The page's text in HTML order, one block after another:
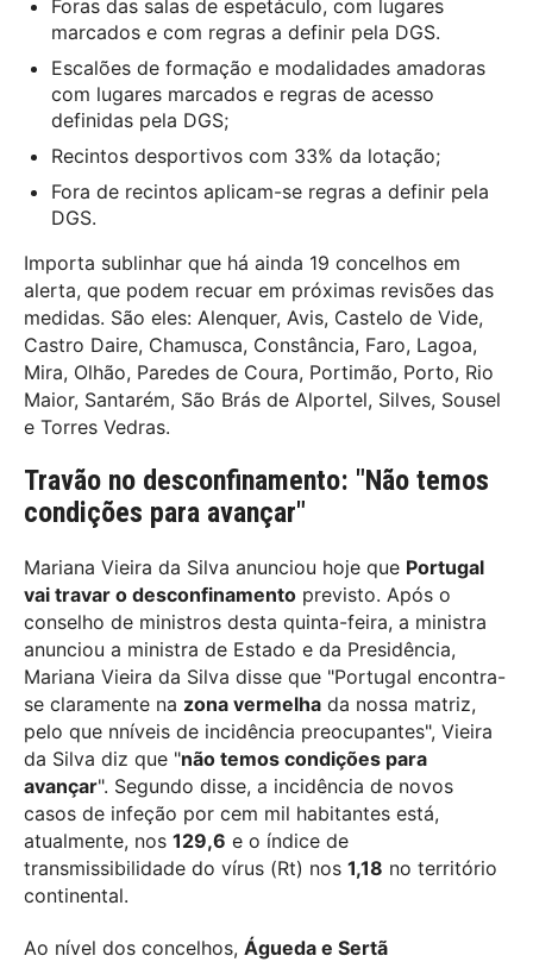
Foras das salas de espetáculo, com lugares
marcados e com regras a definir pela DGS.
Escalões de formação e modalidades amadoras
com lugares marcados e regras de acesso
definidas pela DGS;
Recintos desportivos com 33% da lotação;
Fora de recintos aplicam-se regras a definir pela
DGS.
Importa sublinhar que há ainda 19 concelhos em
alerta, que podem recuar em próximas revisões das
medidas. São eles: Alenquer, Avis, Castelo de Vide,
Castro Daire, Chamusca, Constância, Faro, Lagoa,
Mira, Olhão, Paredes de Coura, Portimão, Porto, Rio
Maior, Santarém, São Brás de Alportel, Silves, Sousel
e Torres Vedras.
Travão no desconfinamento: "Não temos
condições para avançar"
Mariana Vieira da Silva anunciou hoje que Portugal
vai travar o desconfinamento previsto. Após o
conselho de ministros desta quinta-feira, a ministra
anunciou a ministra de Estado e da Presidência,
Mariana Vieira da Silva disse que "Portugal encontra-
se claramente na zona vermelha da nossa matriz,
pelo que nníveis de incidência preocupantes", Vieira
da Silva diz que "não temos condições para
avançar". Segundo disse, a incidência de novos
casos de infeção por cem mil habitantes está,
atualmente, nos 129,6 e o índice de
transmissibilidade do vírus (Rt) nos 1,18 no território
continental.
Ao nível dos concelhos, Águeda e Sertã